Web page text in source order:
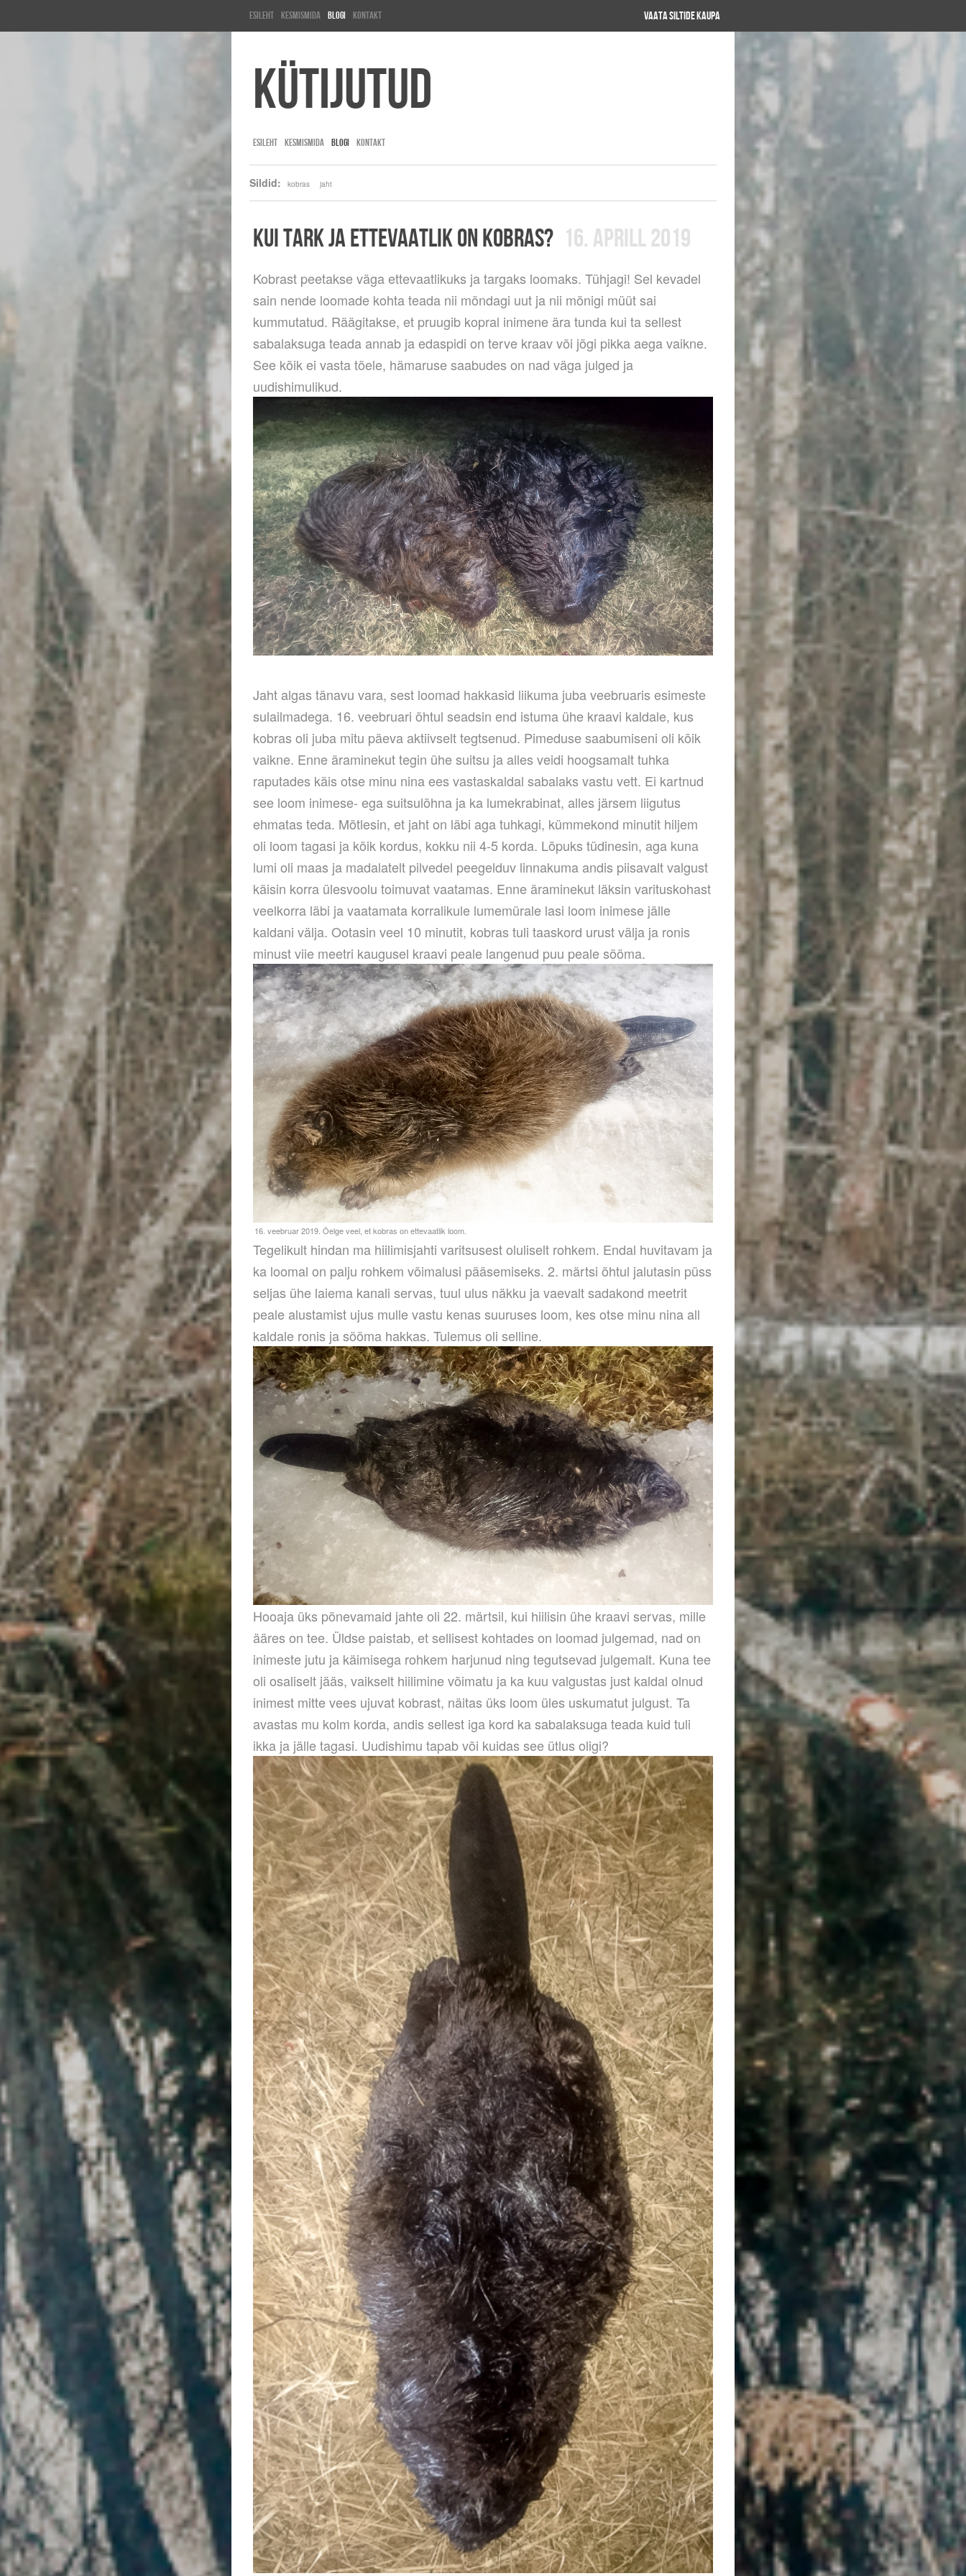
Esileht KesMisMida Blogi Kontakt Vaata siltide kaupa
Kütijutud
ESILEHT KESMISMIDA BLOGI KONTAKT
Sildid: kobras jaht
KUI TARK JA ETTEVAATLIK ON KOBRAS? 16. APRILL 2019
Kobrast peetakse väga ettevaatlikuks ja targaks loomaks. Tühjagi! Sel kevadel
sain nende loomade kohta teada nii mõndagi uut ja nii mõnigi müüt sai
kummutatud. Räägitakse, et pruugib kopral inimene ära tunda kui ta sellest
sabalaksuga teada annab ja edaspidi on terve kraav või jõgi pikka aega vaikne.
See kõik ei vasta tõele, hämaruse saabudes on nad väga julged ja
uudishimulikud.
Jaht algas tänavu vara, sest loomad hakkasid liikuma juba veebruaris esimeste
sulailmadega. 16. veebruari õhtul seadsin end istuma ühe kraavi kaldale, kus
kobras oli juba mitu päeva aktiivselt tegtsenud. Pimeduse saabumiseni oli kõik
vaikne. Enne äraminekut tegin ühe suitsu ja alles veidi hoogsamalt tuhka
raputades käis otse minu nina ees vastaskaldal sabalaks vastu vett. Ei kartnud
see loom inimese- ega suitsulõhna ja ka lumekrabinat, alles järsem liigutus
ehmatas teda. Mõtlesin, et jaht on läbi aga tuhkagi, kümmekond minutit hiljem
oli loom tagasi ja kõik kordus, kokku nii 4-5 korda. Lõpuks tüdinesin, aga kuna
lumi oli maas ja madalatelt pilvedel peegelduv linnakuma andis piisavalt valgust
käisin korra ülesvoolu toimuvat vaatamas. Enne äraminekut läksin varituskohast
veelkorra läbi ja vaatamata korralikule lumemürale lasi loom inimese jälle
kaldani välja. Ootasin veel 10 minutit, kobras tuli taaskord urust välja ja ronis
minust viie meetri kaugusel kraavi peale langenud puu peale sööma.
Tegelikult hindan ma hiilimisjahti varitsusest oluliselt rohkem. Endal huvitavam ja
ka loomal on palju rohkem võimalusi pääsemiseks. 2. märtsi õhtul jalutasin püss
seljas ühe laiema kanali servas, tuul ulus näkku ja vaevalt sadakond meetrit
peale alustamist ujus mulle vastu kenas suuruses loom, kes otse minu nina all
kaldale ronis ja sööma hakkas. Tulemus oli selline.
Hooaja üks põnevamaid jahte oli 22. märtsil, kui hiilisin ühe kraavi servas, mille
ääres on tee. Üldse paistab, et sellisest kohtades on loomad julgemad, nad on
inimeste jutu ja käimisega rohkem harjunud ning tegutsevad julgemalt. Kuna tee
oli osaliselt jääs, vaikselt hiilimine võimatu ja ka kuu valgustas just kaldal olnud
inimest mitte vees ujuvat kobrast, näitas üks loom üles uskumatut julgust. Ta
avastas mu kolm korda, andis sellest iga kord ka sabalaksuga teada kuid tuli
ikka ja jälle tagasi. Uudishimu tapab või kuidas see ütlus oligi?